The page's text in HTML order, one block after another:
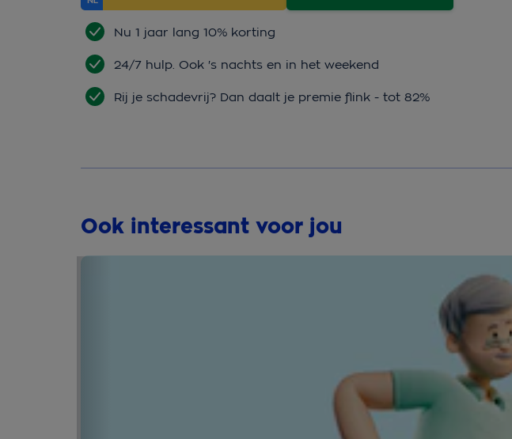
Nu 1 jaar lang 10% korting
24/7 hulp. Ook 's nachts en in het weekend
Rij je schadevrij? Dan daalt je premie flink - tot 82%
Ook interessant voor jou